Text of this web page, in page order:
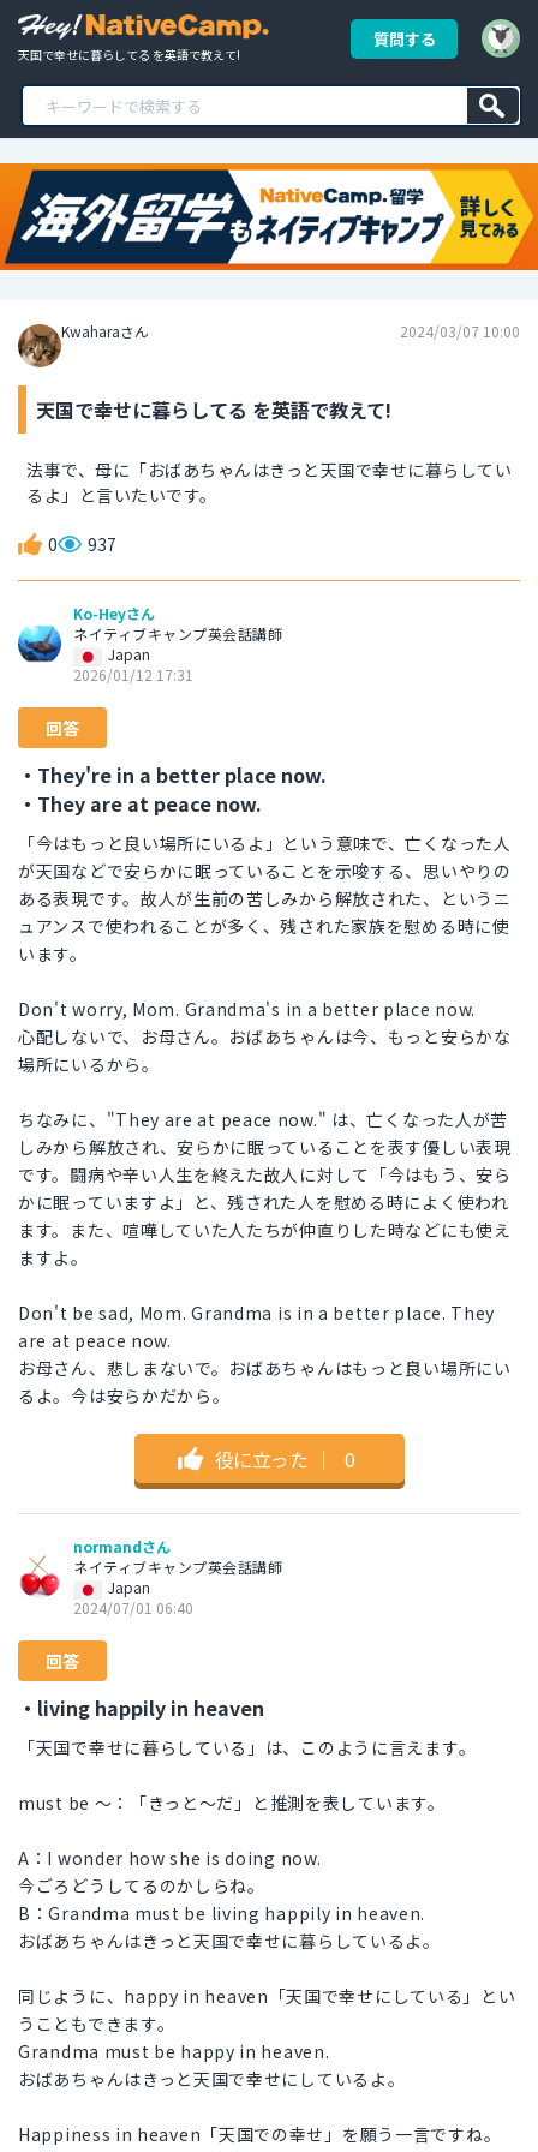
天国で幸せに暮らしてる を英語で教えて!
質問する
Kwaharaさん 2024/03/07 10:00
天国で幸せに暮らしてる を英語で教えて!
法事で、母に「おばあちゃんはきっと天国で幸せに暮らしてい
るよ」と言いたいです。
0 937
Ko-Heyさん
ネイティブキャンプ英会話講師
Japan
2026/01/12 17:31
回答
・They're in a better place now.
・They are at peace now.
「今はもっと良い場所にいるよ」という意味で、亡くなった人
が天国などで安らかに眠っていることを示唆する、思いやりの
ある表現です。故人が生前の苦しみから解放された、というニ
ュアンスで使われることが多く、残された家族を慰める時に使
います。
Don't worry, Mom. Grandma's in a better place now.
心配しないで、お母さん。おばあちゃんは今、もっと安らかな
場所にいるから。
ちなみに、"They are at peace now." は、亡くなった人が苦
しみから解放され、安らかに眠っていることを表す優しい表現
です。闘病や辛い人生を終えた故人に対して「今はもう、安ら
かに眠っていますよ」と、残された人を慰める時によく使われ
ます。また、喧嘩していた人たちが仲直りした時などにも使え
ますよ。
Don't be sad, Mom. Grandma is in a better place. They
are at peace now.
お母さん、悲しまないで。おばあちゃんはもっと良い場所にい
るよ。今は安らかだから。
役に立った ｜ 0
normandさん
ネイティブキャンプ英会話講師
Japan
2024/07/01 06:40
回答
・living happily in heaven
「天国で幸せに暮らしている」は、このように言えます。
must be 〜：「きっと〜だ」と推測を表しています。
A：I wonder how she is doing now.
今ごろどうしてるのかしらね。
B：Grandma must be living happily in heaven.
おばあちゃんはきっと天国で幸せに暮らしているよ。
同じように、happy in heaven「天国で幸せにしている」とい
うこともできます。
Grandma must be happy in heaven.
おばあちゃんはきっと天国で幸せにしているよ。
Happiness in heaven「天国での幸せ」を願う一言ですね。